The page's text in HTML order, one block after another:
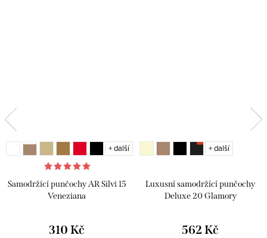
Samodržící punčochy AR Silvi 15
Veneziana
310 Kč
+ další
Luxusní samodržící punčochy
Deluxe 20 Glamory
562 Kč
+ další